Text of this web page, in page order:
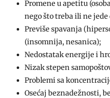
Promene u apetitu
nego što treba ili ne jede
Previše spavanja
(insomnija, nesanica);
Nedostatak energije i
Nizak stepen
Problemi sa
Osećaj beznadežnosti,